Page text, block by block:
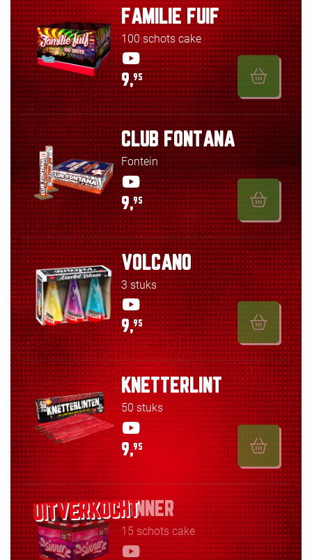
FAMILIE FUIF
100 schots cake
9,95
CLUB FONTANA
Fontein
9,95
VOLCANO
3 stuks
9,95
KNETTERLINT
50 stuks
9,95
SINNER
15 schots cake